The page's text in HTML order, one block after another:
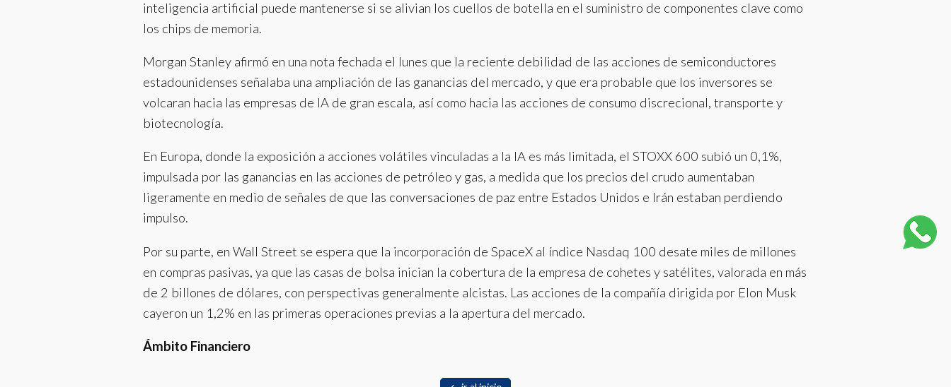
inteligencia artificial puede mantenerse si se alivian los cuellos de botella en el suministro de componentes clave como
los chips de memoria.
Morgan Stanley afirmó en una nota fechada el lunes que la reciente debilidad de las acciones de semiconductores
estadounidenses señalaba una ampliación de las ganancias del mercado, y que era probable que los inversores se
volcaran hacia las empresas de IA de gran escala, así como hacia las acciones de consumo discrecional, transporte y
biotecnología.
En Europa, donde la exposición a acciones volátiles vinculadas a la IA es más limitada, el STOXX 600 subió un 0,1%,
impulsada por las ganancias en las acciones de petróleo y gas, a medida que los precios del crudo aumentaban
ligeramente en medio de señales de que las conversaciones de paz entre Estados Unidos e Irán estaban perdiendo
impulso.
Por su parte, en Wall Street se espera que la incorporación de SpaceX al índice Nasdaq 100 desate miles de millones
en compras pasivas, ya que las casas de bolsa inician la cobertura de la empresa de cohetes y satélites, valorada en más
de 2 billones de dólares, con perspectivas generalmente alcistas. Las acciones de la compañía dirigida por Elon Musk
cayeron un 1,2% en las primeras operaciones previas a la apertura del mercado.
Ámbito Financiero